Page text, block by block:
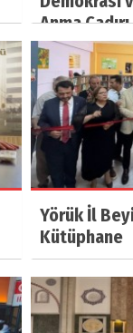
Anma
Yörük İl
Kütüphane